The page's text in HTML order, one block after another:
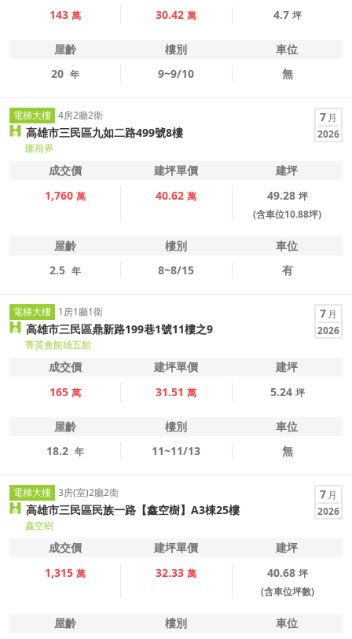
143 萬 30.42 萬 4.7 坪
屋齡 樓別
車位
20 年 9~9/10 無
電梯大樓 4房2廳2衛
高雄市三民區九如二路499號8樓
匯視界
7 月
2026
成交價 建坪單價
建坪
1,760 萬 40.62 萬 49.28 坪
(含車位10.88坪)
屋齡 樓別
車位
2.5 年 8~8/15 有
電梯大樓 1房1廳1衛
高雄市三民區鼎新路199巷1號11樓之9
菁英會館雄五館
7 月
2026
成交價 建坪單價
建坪
165 萬 31.51 萬 5.24 坪
屋齡 樓別
車位
18.2 年 11~11/13 無
電梯大樓 3房(室)2廳2衛
高雄市三民區民族一路【鑫空樹】A3棟25樓
鑫空樹
7 月
2026
成交價 建坪單價
建坪
1,315 萬 32.33 萬 40.68 坪
(含車位坪數)
屋齡 樓別
車位